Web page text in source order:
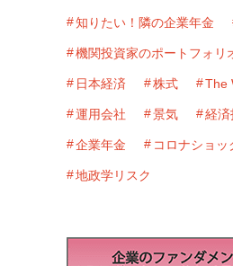
知りたい！隣の企業年金
機関投資家のポートフォリ
日本経済 株式 The
運用会社 景気 経済
企業年金 コロナショッ
地政学リスク